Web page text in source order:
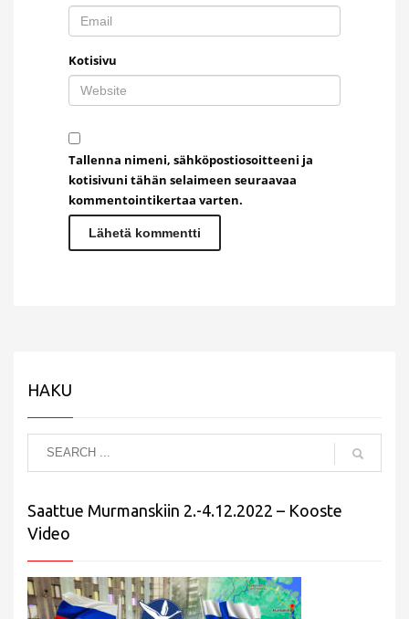
Kotisivu
Tallenna nimeni, sähköpostiosoitteeni ja
kotisivuni tähän selaimeen seuraavaa
kommentointikertaa varten.
HAKU
Saattue Murmanskiin 2.-4.12.2022 – Kooste
Video